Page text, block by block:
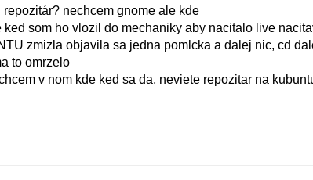
nechcem gnome ale kde
som ho vlozil do mechaniky aby nacitalo live
zmizla objavila sa jedna pomlcka a dalej nic, cd
to omrzelo
v nom kde ked sa da, neviete repozitar na